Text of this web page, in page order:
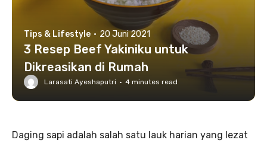
Tips & Lifestyle · 20 Juni 2021
3 Resep Beef Yakiniku untuk
Dikreasikan di Rumah
Larasati Ayeshaputri · 4 minutes read
Daging sapi adalah salah satu lauk harian yang lezat